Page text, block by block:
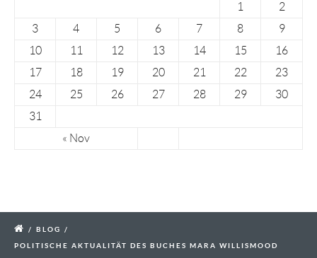
« Nov
1
2
3
4 5 6 7 8
9
10
11 12 13 14 15
16
17
18 19 20 21 22
23
24
25 26 27 28 29
30
31
/ BLOG /
POLITISCHE AKTUALITÄT DES BUCHES MARA WILLISMOOD